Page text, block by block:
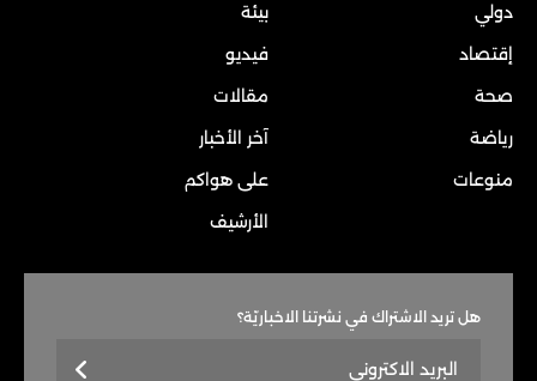
دولي
إقتصاد
صحة
رياضة
منوعات
بيئة
فيديو
مقالات
آخر الأخبار
على هواكم
الأرشيف
هل تريد الاشتراك في نشرتنا الاخباريّة؟